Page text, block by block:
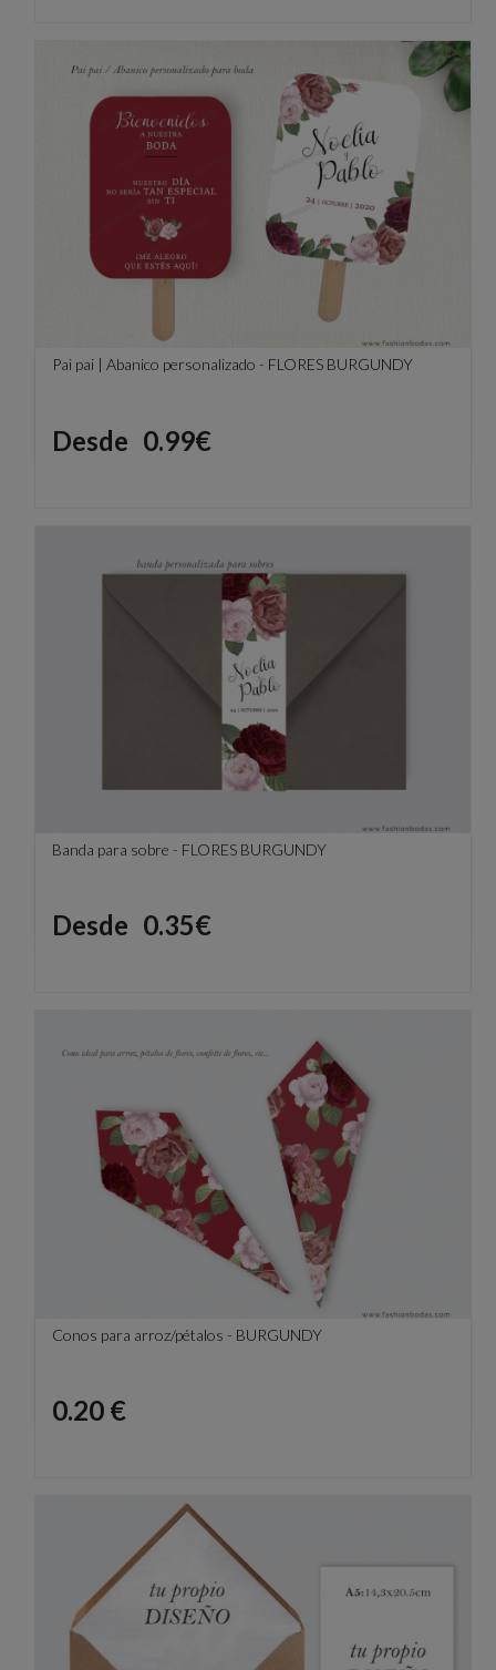
Pai pai | Abanico personalizado - FLORES BURGUNDY
Precio
Desde 0.99€
Banda para sobre - FLORES BURGUNDY
Precio
Desde 0.35€
Conos para arroz/pétalos - BURGUNDY
Precio
0.20 €